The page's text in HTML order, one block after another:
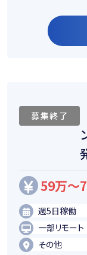
募集終了
59万～
週5日稼働
一部リモート
その他